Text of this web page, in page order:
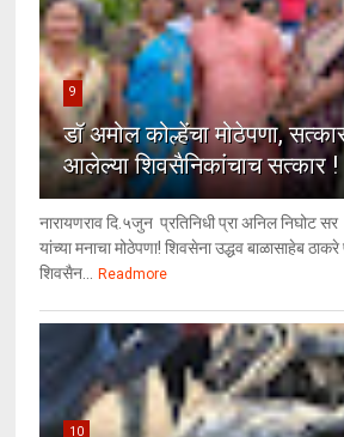
9
डॉ अमोल कोल्हेंचा मोठेपणा,
आलेल्या शिवसैनिकांचाच सत्कार !
नारायणराव दि.५जुन प्रतिनिधी प्रा अनिल निघोट
यांच्या मनाचा मोठेपणा! शिवसेना उद्धव बाळासाहेब ठाकरे
शिवसैन...
Readmore
10